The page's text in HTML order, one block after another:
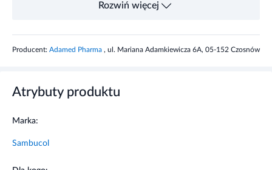
okresach wymagających wsparcia odporności np. jesienno-
funkcjonowania układu odpornościowego.
Zalecane dzienne spożycie
Rozwiń więcej
Producent: Adamed Pharma , ul. Mariana Adamkiewicza 6A, 05-152 Czosnów
Atrybuty produktu
Marka:
Sambucol